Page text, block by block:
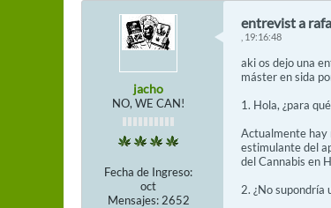
jacho
NO, WE CAN!
Fecha de Ingreso:
oct
Mensajes: 2652
entrevist a
, 19:16:48
aki os dejo una
máster en sida
1. Hola, ¿para
Actualmente hay
estimulante del
del Cannabis en
2. ¿No supondría